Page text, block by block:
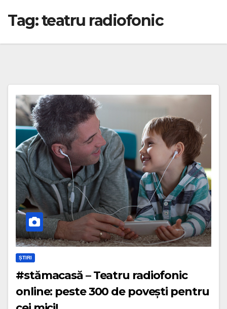
Tag:teatru radiofonic
ȘTIRI
#stămacasă – Teatru radiofonic
online: peste 300 de povești pentru